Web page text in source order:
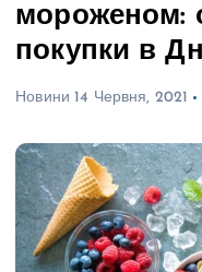
мороженом:
покупки в
Новини 14 Червня, 2021